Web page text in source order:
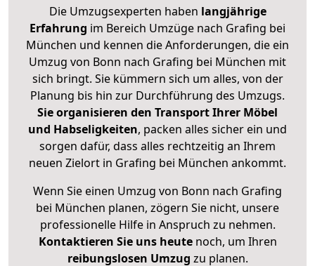
Die Umzugsexperten haben langjährige
Erfahrung im Bereich Umzüge nach Grafing bei
München und kennen die Anforderungen, die ein
Umzug von Bonn nach Grafing bei München mit
sich bringt. Sie kümmern sich um alles, von der
Planung bis hin zur Durchführung des Umzugs.
Sie organisieren den Transport Ihrer Möbel
und Habseligkeiten, packen alles sicher ein und
sorgen dafür, dass alles rechtzeitig an Ihrem
neuen Zielort in Grafing bei München ankommt.
Wenn Sie einen Umzug von Bonn nach Grafing
bei München planen, zögern Sie nicht, unsere
professionelle Hilfe in Anspruch zu nehmen.
Kontaktieren Sie uns heutenoch, um Ihren
reibungslosen Umzug zu planen.